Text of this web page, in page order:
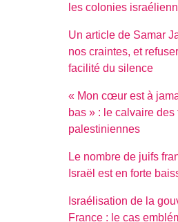
les colonies
Un article de Samar
nos craintes, et
facilité du silence
« Mon cœur est à
bas » : le calvaire
palestiniennes
Le nombre de juifs
Israël est en forte
Israélisation de la
France : le cas